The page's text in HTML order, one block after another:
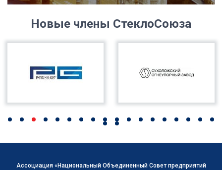
Новые члены СтеклоСоюза
Ассоциация «Национальный Объединенный Совет предприятий